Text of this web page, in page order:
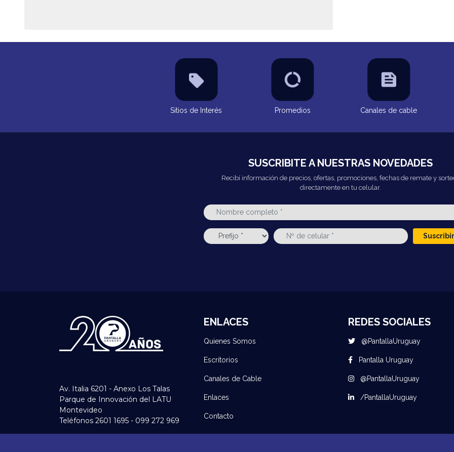
Sitios de Interés Promedios Canales de cable
SUSCRIBITE A NUESTRAS NOVEDADES
Recibí información de precios, ofertas, promociones, fechas de remate y
directamente en tu celular.
Av. Italia 6201 - Anexo Los Talas
Parque de Innovación del LATU
Montevideo
Teléfonos 2601 1695 - 099 272 969
ENLACES
Quienes Somos
Escritorios
Canales de Cable
Enlaces
Contacto
REDES SOCIALES
@PantallaUruguay
Pantalla Uruguay
@PantallaUruguay
/PantallaUruguay